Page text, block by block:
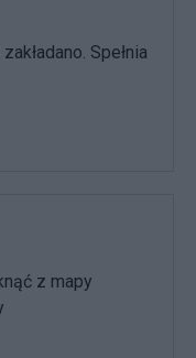
Spełnia
z mapy